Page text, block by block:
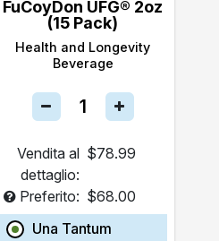
FuCoyDon UFG® 2oz
(15 Pack)
Health and Longevity
Beverage
Vendita al
dettaglio:
$78.99
Preferito: $68.00
Una Tantum